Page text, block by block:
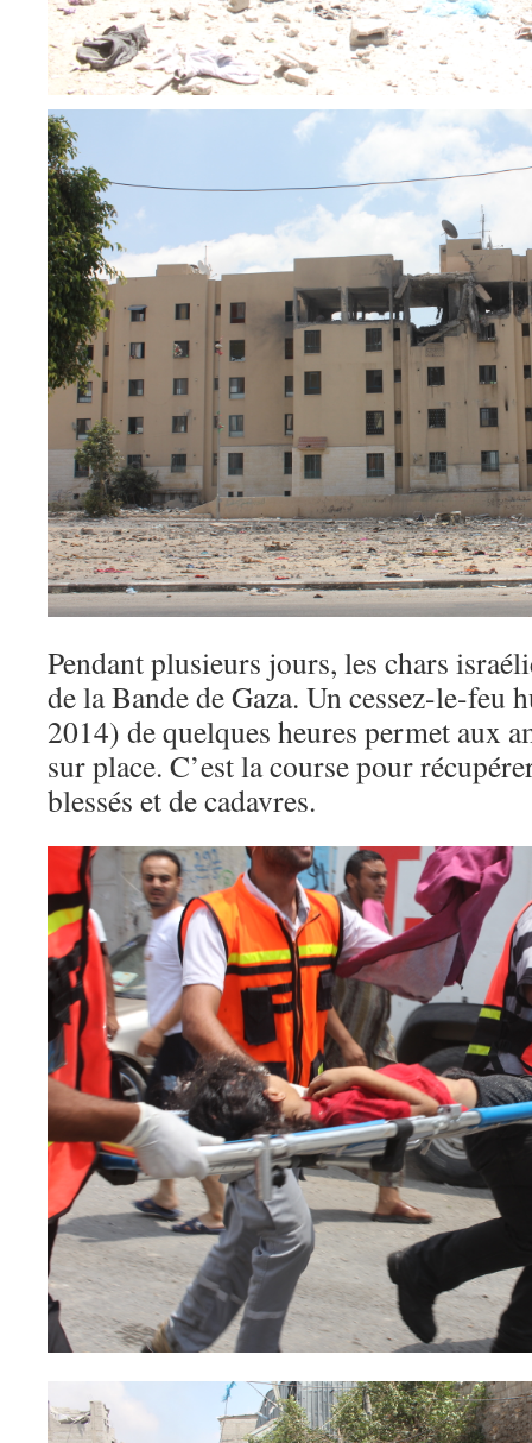
Pendant plusieurs jours, les chars
de la Bande de Gaza. Un cessez-le-
2014) de quelques heures permet aux
sur place. C’est la course pour
blessés et de cadavres.